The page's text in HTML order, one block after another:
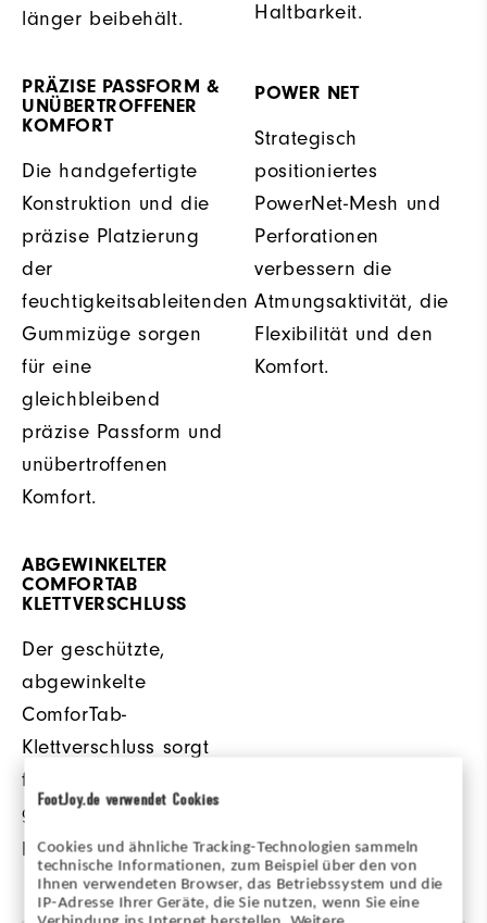
FootJoy.de verwendet Cookies
Cookies und ähnliche Tracking-Technologien sammeln
technische Informationen, zum Beispiel über den von
Ihnen verwendeten Browser, das Betriebssystem und die
IP-Adresse Ihrer Geräte, die Sie nutzen, wenn Sie eine
länger beibehält.
Haltbarkeit.
PRÄZISE PASSFORM &
UNÜBERTROFFENER
KOMFORT
Die handgefertigte
Konstruktion und die
präzise Platzierung
der
feuchtigkeitsableitenden
Gummizüge sorgen
für eine
gleichbleibend
präzise Passform und
unübertroffenen
Komfort.
POWER NET
Strategisch
positioniertes
PowerNet-Mesh und
Perforationen
verbessern die
Atmungsaktivität, die
Flexibilität und den
Komfort.
ABGEWINKELTER
COMFORTAB
KLETTVERSCHLUSS
Der geschützte,
abgewinkelte
ComforTab-
Klettverschluss sorgt
für einen
gleichmäßigen,
perfekten Sitz.